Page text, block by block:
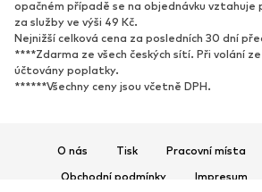
SPORT
Sportovní oblečení
Druhy
Sportovní boty
Kšiltovky
opačném případě se na objednávku
za služby ve výši 49 Kč.
Nejnižší celková cena za posledních 30 dní
****Zdarma ze všech českých sítí. Při volání
účtovány poplatky.
******Všechny ceny jsou včetně DPH.
O nás Tisk Pracovní místa
Obchodní podmínky
Impresum